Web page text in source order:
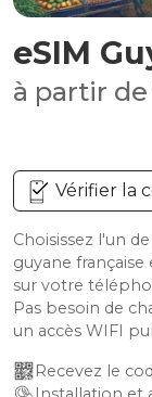
eSIM
à partir
Vérifier la
Choisissez l'un
guyane
sur votre
Pas besoin de
un accès WIFI
Recevez le